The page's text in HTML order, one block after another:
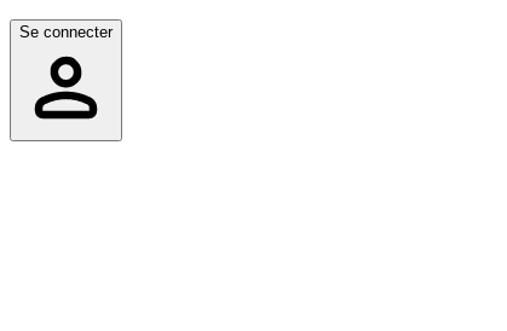
Se connecter